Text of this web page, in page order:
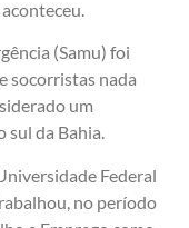
(Samu) foi
socorristas nada
um
sul da Bahia.
Federal
no período